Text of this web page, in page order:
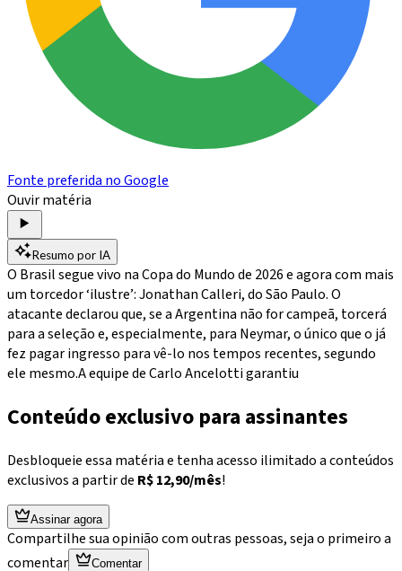
Fonte preferida no Google
Ouvir matéria
Resumo por IA
O Brasil segue vivo na Copa do Mundo de 2026 e agora com mais
um torcedor ‘ilustre’: Jonathan Calleri, do São Paulo. O
atacante declarou que, se a Argentina não for campeã, torcerá
para a seleção e, especialmente, para Neymar, o único que o já
fez pagar ingresso para vê-lo nos tempos recentes, segundo
ele mesmo.A equipe de Carlo Ancelotti garantiu
Conteúdo exclusivo para assinantes
Desbloqueie essa matéria e tenha acesso ilimitado a conteúdos
exclusivos a partir de R$ 12,90/mês!
Assinar agora
Compartilhe sua opinião com outras pessoas, seja o primeiro a
comentar
Comentar